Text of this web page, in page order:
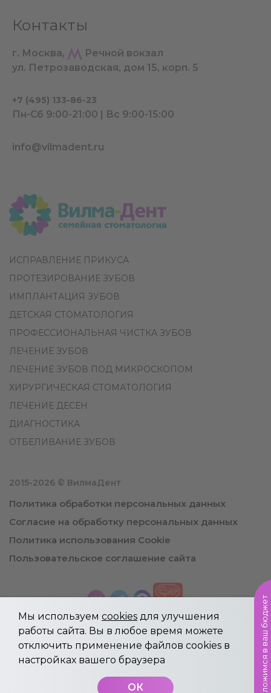
Контакты
г. Москва,
Речной вокзал
ул. Петрозаводская, дом 15, корп. 5
+7 (495) 133-86-23
Пн-Сб 9:00-21:00 | Вс 9:00-15:00
info@vilmadent.ru
ИСПРАВЛЕНИЕ ПРИКУСА
ПРОТЕЗИРОВАНИЕ ЗУБОВ
ИМПЛАНТАЦИЯ ЗУБОВ
ДЕТСКАЯ СТОМАТОЛОГИЯ
ПРОФЕССИОНАЛЬНАЯ ЧИСТКА ЗУБОВ
ЛЕЧЕНИЕ ЗУБОВ
ЛЕЧЕНИЕ ЗУБОВ ПОД МИКРОСКОПОМ
ХИРУРГИЧЕСКАЯ СТОМАТОЛОГИЯ
ЛЕЧЕНИЕ ДЕСЕН
ДИАГНОСТИКА
ОТБЕЛИВАНИЕ ЗУБОВ
2015-2026 © ВилмаДент
Политика обработки персональных данных
Согласие на обработку персональных данных
Политика использования Cookie
Пользовательское соглашение сайта
Уложимся в ваш бюджет
Информация, указанная на сайте не является
публичной офертой.
Имеются противопоказания, необходима
Мы используем cookies для улучшения
работы сайта. Вы в любое время можете
отключить применение файлов cookies в
настройках вашего браузера
ОК